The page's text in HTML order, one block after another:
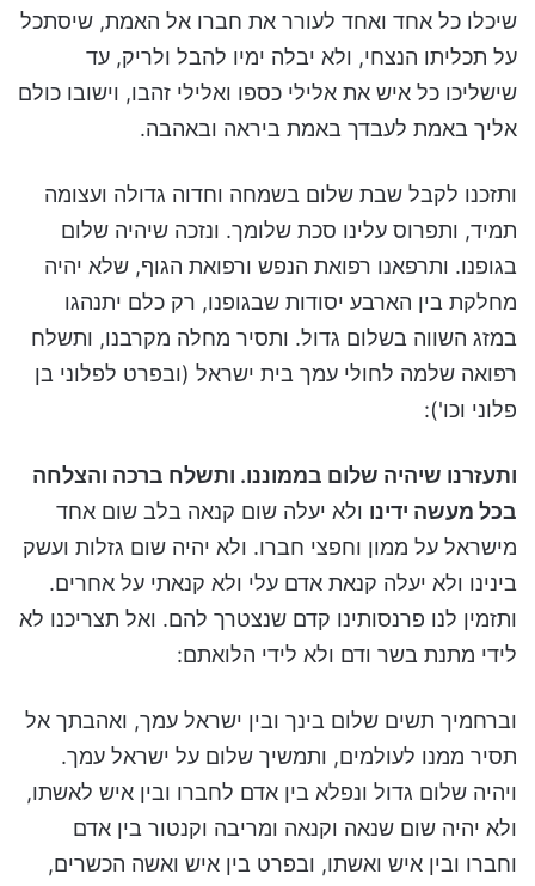
שיכלו כל אחד ואחד לעורר את חברו אל האמת, שיסתכל
על תכליתו הנצחי, ולא יבלה ימיו להבל ולריק, עד
שישליכו כל איש את אלילי כספו ואלילי זהבו, וישובו כולם
אליך באמת לעבדך באמת ביראה ובאהבה.
ותזכנו לקבל שבת שלום בשמחה וחדוה גדולה ועצומה
תמיד, ותפרוס עלינו סכת שלומך. ונזכה שיהיה שלום
בגופנו. ותרפאנו רפואת הנפש ורפואת הגוף, שלא יהיה
מחלקת בין הארבע יסודות שבגופנו, רק כלם יתנהגו
במזג השווה בשלום גדול. ותסיר מחלה מקרבנו, ותשלח
רפואה שלמה לחולי עמך בית ישראל (ובפרט לפלוני בן
פלוני וכו'):
ותעזרנו שיהיה שלום בממוננו. ותשלח ברכה והצלחה
בכל מעשה ידינו ולא יעלה שום קנאה בלב שום אחד
מישראל על ממון וחפצי חברו. ולא יהיה שום גזלות ועשק
בינינו ולא יעלה קנאת אדם עלי ולא קנאתי על אחרים.
ותזמין לנו פרנסותינו קדם שנצטרך להם. ואל תצריכנו לא
לידי מתנת בשר ודם ולא לידי הלואתם:
וברחמיך תשים שלום בינך ובין ישראל עמך, ואהבתך אל
תסיר ממנו לעולמים, ותמשיך שלום על ישראל עמך.
ויהיה שלום גדול ונפלא בין אדם לחברו ובין איש לאשתו,
ולא יהיה שום שנאה וקנאה ומריבה וקנטור בין אדם
וחברו ובין איש ואשתו, ובפרט בין איש ואשה הכשרים,